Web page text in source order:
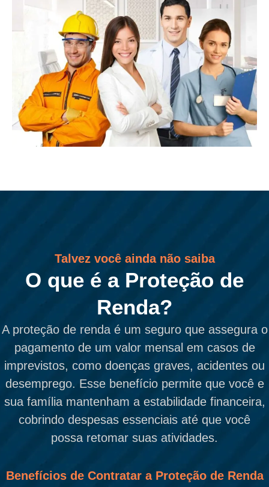
Talvez você ainda não saiba
O que é a Proteção de
Renda?
A proteção de renda é um seguro que assegura o
pagamento de um valor mensal em casos de
imprevistos, como doenças graves, acidentes ou
desemprego. Esse benefício permite que você e
sua família mantenham a estabilidade financeira,
cobrindo despesas essenciais até que você
possa retomar suas atividades.
Benefícios de Contratar a Proteção de Renda